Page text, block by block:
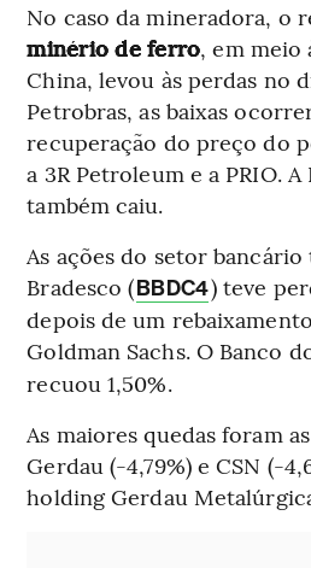
No caso da mineradora, o
minério de ferro, em meio
China, levou às perdas no
Petrobras, as baixas
recuperação do preço do
a 3R Petroleum e a PRIO.
também caiu.
As ações do setor
Bradesco (BBDC4) teve
depois de um
Goldman Sachs. O Banco
recuou 1,50%.
As maiores quedas foram
Gerdau (-4,79%) e CSN (-
holding Gerdau